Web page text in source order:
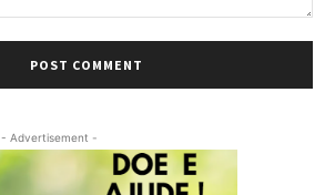
- Advertisement -